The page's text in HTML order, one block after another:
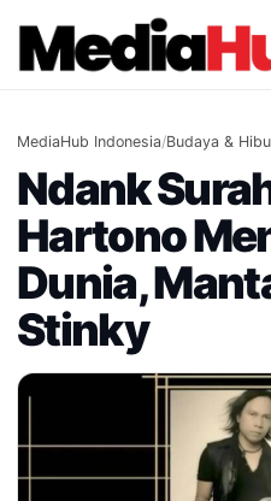
content
MediaHub Indonesia/Budaya &
Ndank
Hartono
Dunia,
Stinky